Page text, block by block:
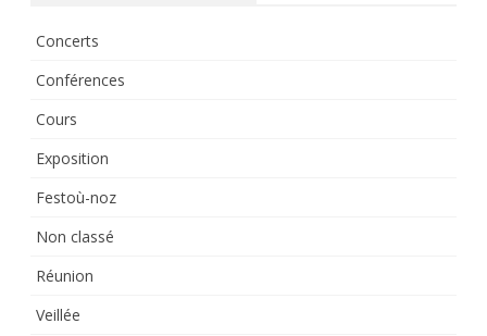
Concerts
Conférences
Cours
Exposition
Festoù-noz
Non classé
Réunion
Veillée